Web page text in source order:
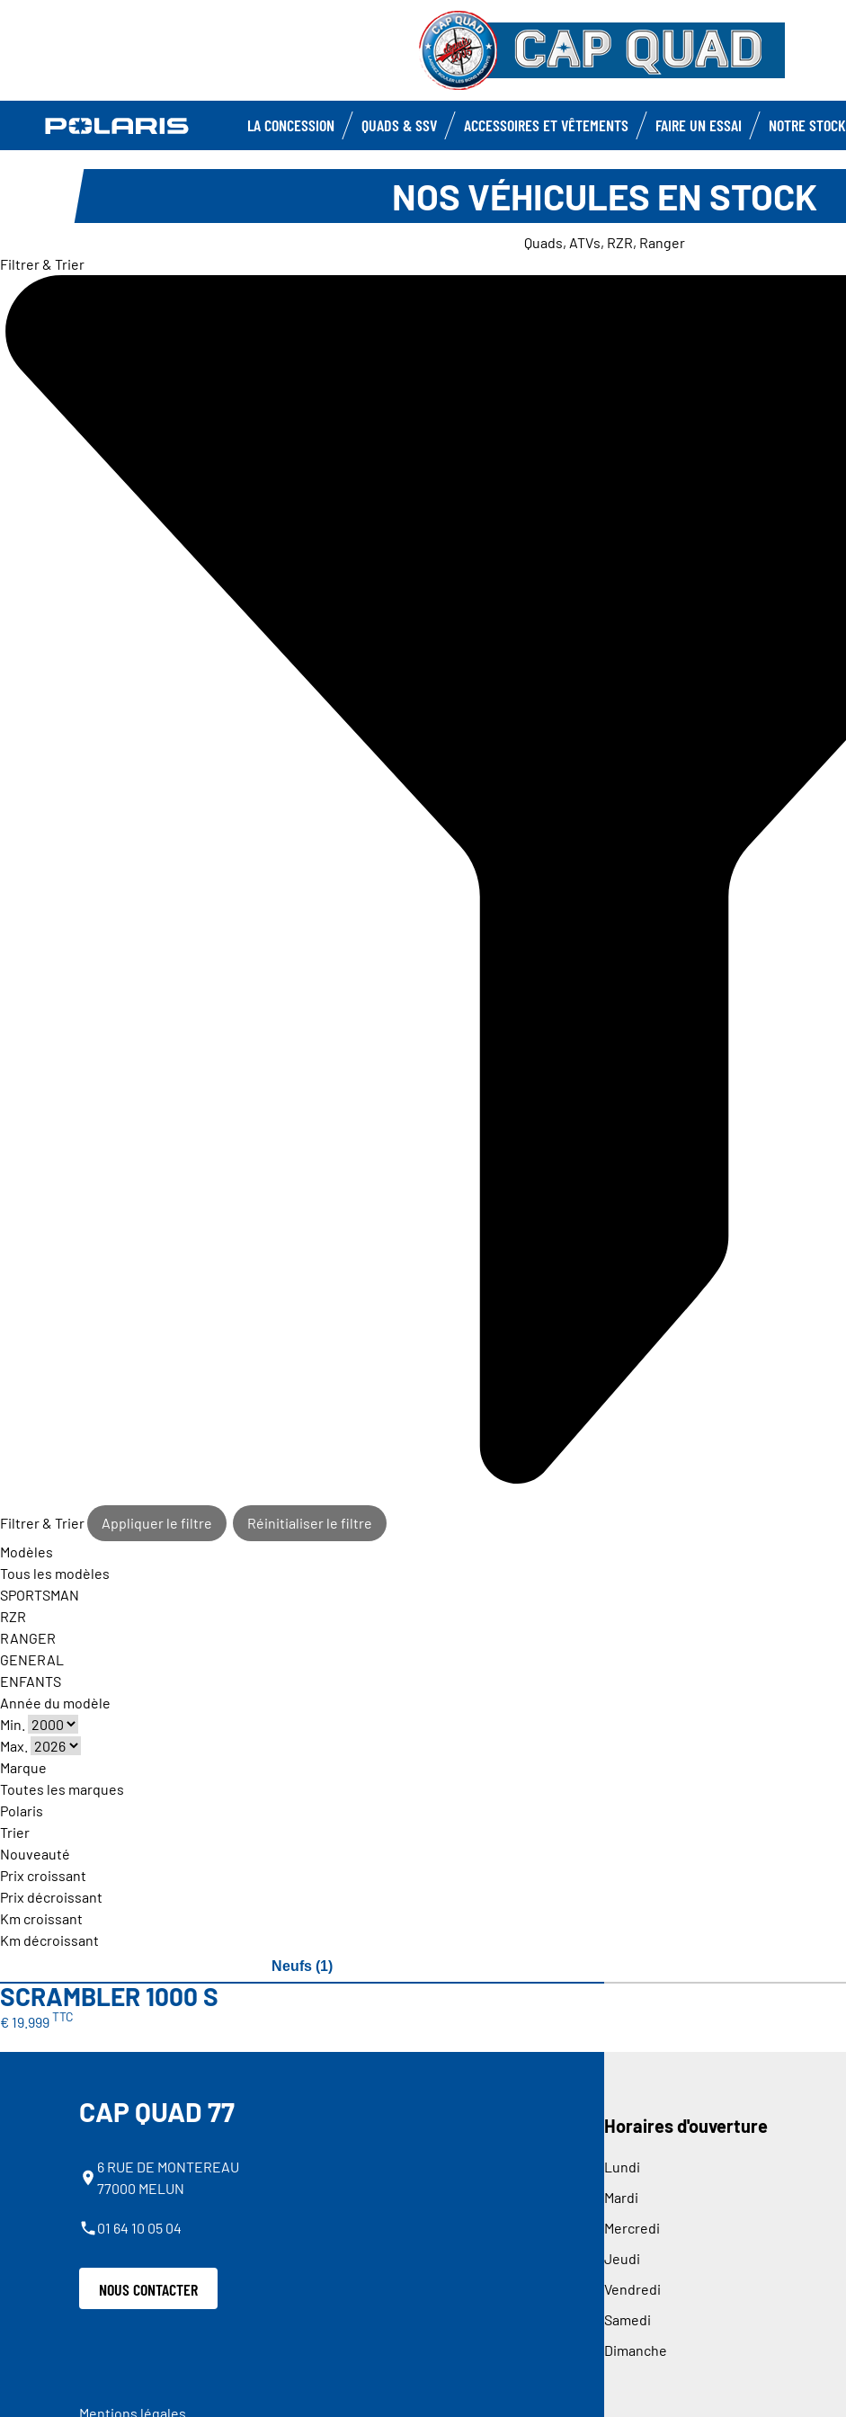
LA CONCESSION QUADS & SSV ACCESSOIRES ET VÊTEMENTS FAIRE UN ESSAI NOTRE STOCK
NOS VÉHICULES EN STOCK
Quads, ATVs, RZR, Ranger
Filtrer & Trier
Filtrer & Trier
Appliquer le filtre
Réinitialiser le filtre
Modèles
Tous les modèles
SPORTSMAN
RZR
RANGER
GENERAL
ENFANTS
Année du modèle
Min.
Max.
Marque
Toutes les marques
Polaris
Trier
Nouveauté
Prix croissant
Prix décroissant
Km croissant
Km décroissant
Neufs (1)
SCRAMBLER 1000 S
€ 19.999TTC
CAP QUAD 77
6 RUE DE MONTEREAU
77000 MELUN
01 64 10 05 04
NOUS CONTACTER
Horaires d'ouverture
Lundi
Mardi
Mercredi
Jeudi
Vendredi
Samedi
Dimanche
Mentions légales